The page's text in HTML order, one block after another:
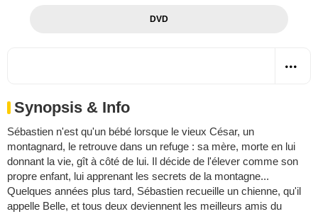
DVD
Synopsis & Info
Sébastien n'est qu'un bébé lorsque le vieux César, un
montagnard, le retrouve dans un refuge : sa mère, morte en lui
donnant la vie, gît à côté de lui. Il décide de l'élever comme son
propre enfant, lui apprenant les secrets de la montagne...
Quelques années plus tard, Sébastien recueille un chienne, qu'il
appelle Belle, et tous deux deviennent les meilleurs amis du